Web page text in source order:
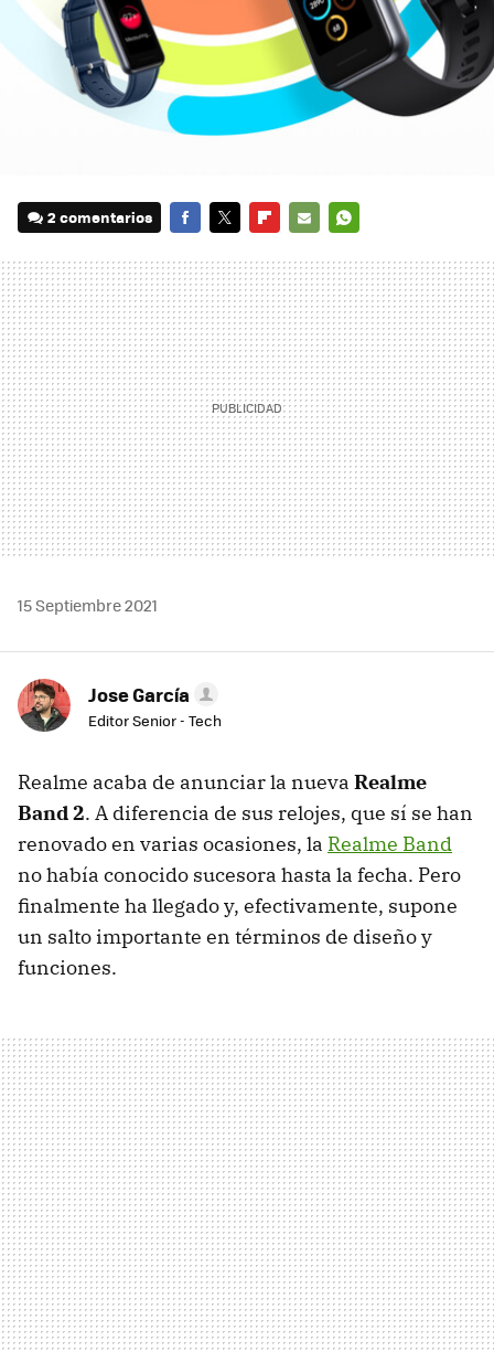
2 comentarios
MAIL
15 Septiembre 2021
Jose García
Editor Senior - Tech
Realme acaba de anunciar la nueva Realme
Band 2. A diferencia de sus relojes, que sí se han
renovado en varias ocasiones, la Realme Band
no había conocido sucesora hasta la fecha. Pero
finalmente ha llegado y, efectivamente, supone
un salto importante en términos de diseño y
funciones.